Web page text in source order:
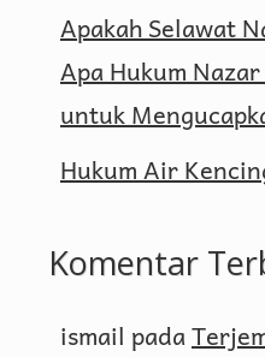
Apakah Selawat
Apa Hukum
untuk
Hukum Air
Komentar
ismail pada